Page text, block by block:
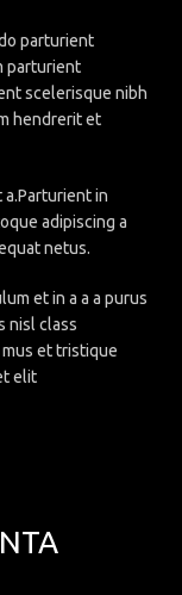
parturient
parturient
scelerisque nibh
hendrerit et
in
adipiscing a
netus.
et in a a a purus
nisl class
et tristique
elit